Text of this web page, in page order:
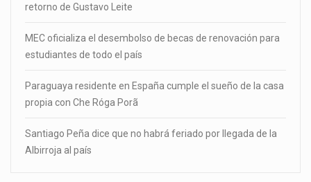
retorno de Gustavo Leite
MEC oficializa el desembolso de becas de renovación para
estudiantes de todo el país
Paraguaya residente en España cumple el sueño de la casa
propia con Che Róga Porã
Santiago Peña dice que no habrá feriado por llegada de la
Albirroja al país